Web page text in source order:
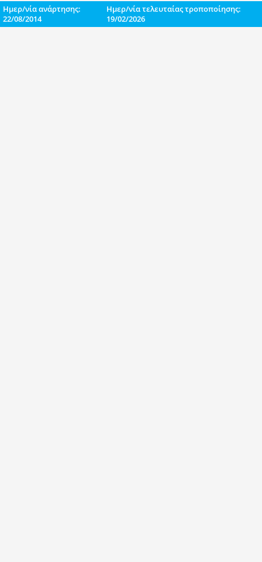
Ημερ/νία ανάρτησης:
22/08/2014
Ημερ/νία τελευταίας τροποποίησης:
19/02/2026